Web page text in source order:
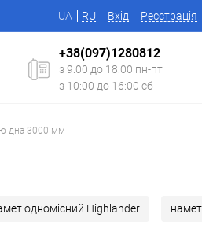
UA RU Вхід Реєстрація
+38(097)1280812
з 9:00 до 18:00 пн-пт
з 10:00 до 16:00 сб
дна 3000 мм
одномісний Highlander